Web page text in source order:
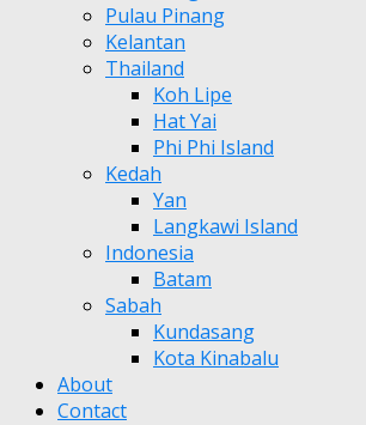
Pulau Pinang
Kelantan
Thailand
Koh Lipe
Hat Yai
Phi Phi Island
Kedah
Yan
Langkawi Island
Indonesia
Batam
Sabah
Kundasang
Kota Kinabalu
About
Contact